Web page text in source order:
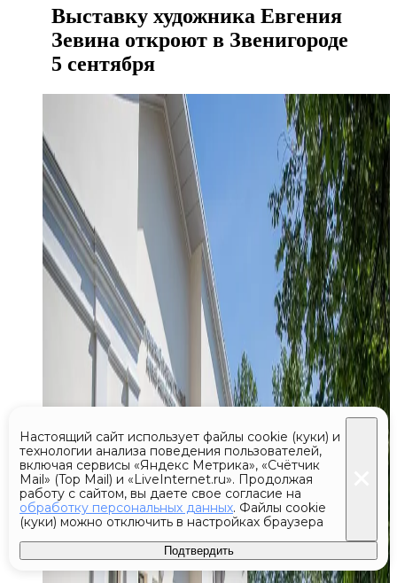
Выставку художника Евгения
Зевина откроют в Звенигороде
5 сентября
Настоящий сайт использует файлы cookie (куки) и
технологии анализа поведения пользователей,
включая сервисы «Яндекс Метрика», «Счётчик
Mail» (Top Mail) и «LiveInternet.ru». Продолжая
работу с сайтом, вы даете свое согласие на
обработку персональных данных. Файлы cookie
(куки) можно отключить в настройках браузера
Подтвердить